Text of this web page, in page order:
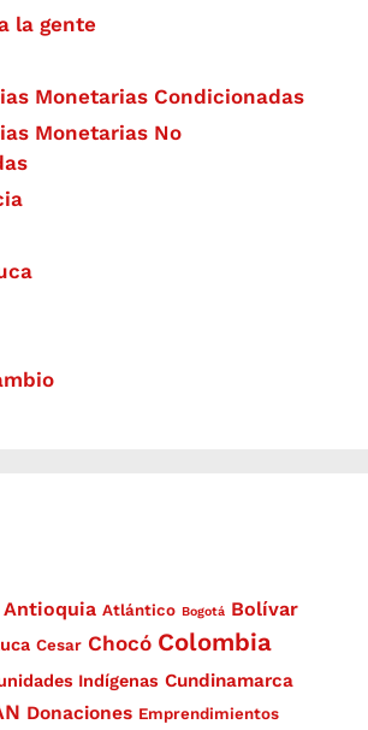
la gente
Monetarias Condicionadas
Monetarias No
Antioquia Atlántico Bogotá Bolívar
Cesar Chocó Colombia
Indígenas Cundinamarca
Donaciones Emprendimientos